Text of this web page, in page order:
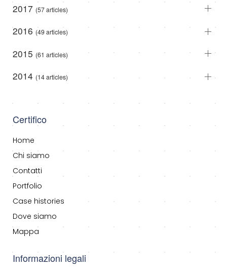
2017 (57 articles)
2016 (49 articles)
2015 (61 articles)
2014 (14 articles)
Certifico
Home
Chi siamo
Contatti
Portfolio
Case histories
Dove siamo
Mappa
Informazioni legali